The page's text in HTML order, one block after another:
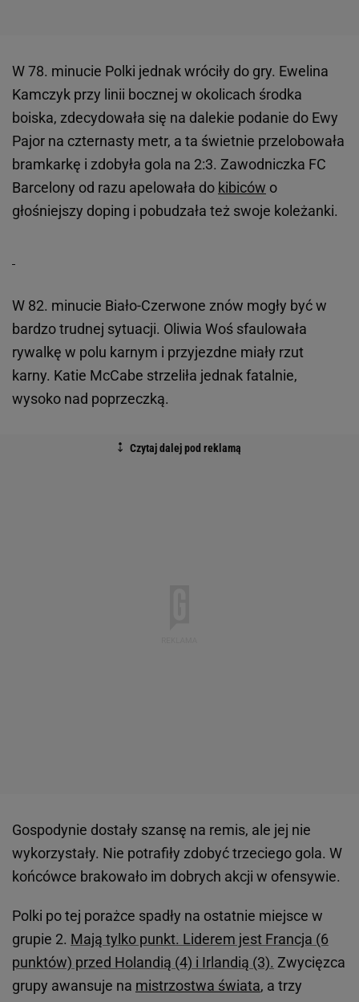
W 78. minucie Polki jednak wróciły do gry. Ewelina
Kamczyk przy linii bocznej w okolicach środka
boiska, zdecydowała się na dalekie podanie do Ewy
Pajor na czternasty metr, a ta świetnie przelobowała
bramkarkę i zdobyła gola na 2:3. Zawodniczka FC
Barcelony od razu apelowała do kibiców o
głośniejszy doping i pobudzała też swoje koleżanki.
W 82. minucie Biało-Czerwone znów mogły być w
bardzo trudnej sytuacji. Oliwia Woś sfaulowała
rywalkę w polu karnym i przyjezdne miały rzut
karny. Katie McCabe strzeliła jednak fatalnie,
wysoko nad poprzeczką.
Gospodynie dostały szansę na remis, ale jej nie
wykorzystały. Nie potrafiły zdobyć trzeciego gola. W
końcówce brakowało im dobrych akcji w ofensywie.
Polki po tej porażce spadły na ostatnie miejsce w
grupie 2. Mają tylko punkt. Liderem jest Francja (6
punktów) przed Holandią (4) i Irlandią (3). Zwycięzca
grupy awansuje na mistrzostwa świata, a trzy